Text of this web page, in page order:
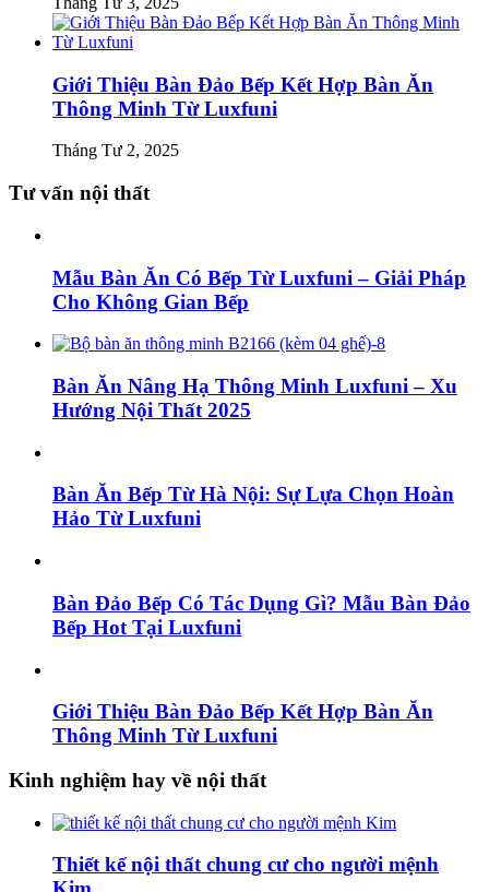
Giới Thiệu Bàn Đảo Bếp Kết Hợp Bàn Ăn
Thông Minh Từ Luxfuni
Tháng Tư 2, 2025
Tư vấn nội thất
Mẫu Bàn Ăn Có Bếp Từ Luxfuni – Giải Pháp
Cho Không Gian Bếp
Bàn Ăn Nâng Hạ Thông Minh Luxfuni – Xu
Hướng Nội Thất 2025
Bàn Ăn Bếp Từ Hà Nội: Sự Lựa Chọn Hoàn
Hảo Từ Luxfuni
Bàn Đảo Bếp Có Tác Dụng Gì? Mẫu Bàn Đảo
Bếp Hot Tại Luxfuni
Giới Thiệu Bàn Đảo Bếp Kết Hợp Bàn Ăn
Thông Minh Từ Luxfuni
Kinh nghiệm hay về nội thất
Thiết kế nội thất chung cư cho người mệnh